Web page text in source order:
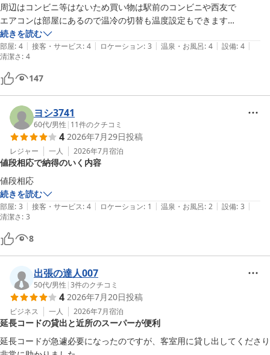
周辺はコンビニ等はないため買い物は駅前のコンビニや西友で
エアコンは部屋にあるので温冷の切替も温度設定もできます
浴槽は広くシャンプーリンスボディソープがありケースにはLuxのテー
プが貼ってありました
備え付けのお茶は緑茶のティーパックが一つです
続きを読む
部屋: 4 | 接客・サービス: 4 | ロケーション: 3 | 温泉・お風呂: 4 | 設備: 4 |
清潔さ: 4
147
ヨシ3741
60代/男性 | 11件のクチコミ
4 2026年7月29日投稿
レジャー 一人 2026年7月宿泊
値段相応で納得のいく内容
続きを読む
部屋: 3 | 接客・サービス: 4 | ロケーション: 1 | 温泉・お風呂: 2 | 設備: 3 |
清潔さ: 3
8
出張の達人007
50代/男性 |3件のクチコミ
4 2026年7月20日投稿
ビジネス 一人 2026年7月宿泊
延長コードの貸出と近所のスーパーが便利
延長コードが急遽必要になったのですが、客室用に貸し出してくださり